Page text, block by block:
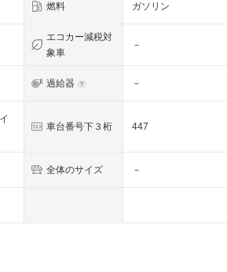
燃料 ガソリン
エコカー減税対
象車
－
過給器 －
車台番号下３桁 447
全体のサイズ －